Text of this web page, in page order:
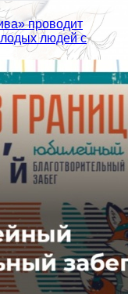
проводит
людей с